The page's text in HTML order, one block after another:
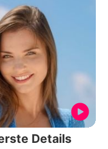
Details